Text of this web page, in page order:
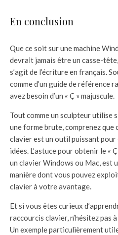
En conclusion
Que ce soit sur une machine
devrait jamais être un casse-
s’agit de l’écriture en français.
comme d’un guide de référence
avez besoin d’un « Ç » majuscule.
Tout comme un sculpteur utilise
une forme brute, comprenez que
clavier est un outil puissant pour
idées. L’astuce pour obtenir le «
un clavier Windows ou Mac, est
manière dont vous pouvez
clavier à votre avantage.
Et si vous êtes curieux
raccourcis clavier, n’hésitez pas
Un exemple particulièrement